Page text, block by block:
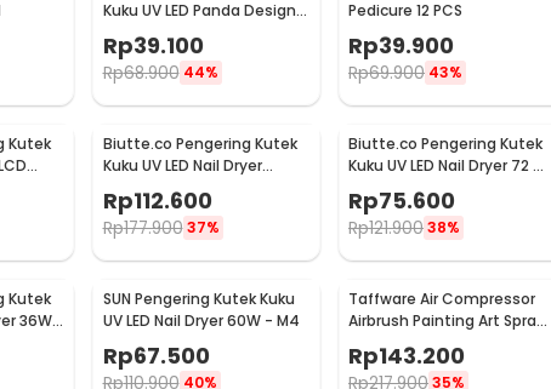
Kuku UV LED Panda Design
36W - X1
Rp39.100
Rp68.900 44%
Pedicure 12 PCS
Rp39.900
Rp69.900 43%
Kutek
Biutte.co Pengering Kutek
Kuku UV LED Nail Dryer
45LED 180W - SUN-M3
Rp112.600
Rp177.900 37%
Biutte.co Pengering Kutek
Kuku UV LED Nail Dryer 72 W
36 LED - SUN X5 Plus
Rp75.600
Rp121.90038%
Kutek
36W
SUN Pengering Kutek Kuku
UV LED Nail Dryer 60W - M4
Rp67.500
Rp110.900 40%
Taffware Air Compressor
Airbrush Painting Art Spray
Gun 0.3mm 7ml - ARP150
Rp143.200
Rp217.90035%